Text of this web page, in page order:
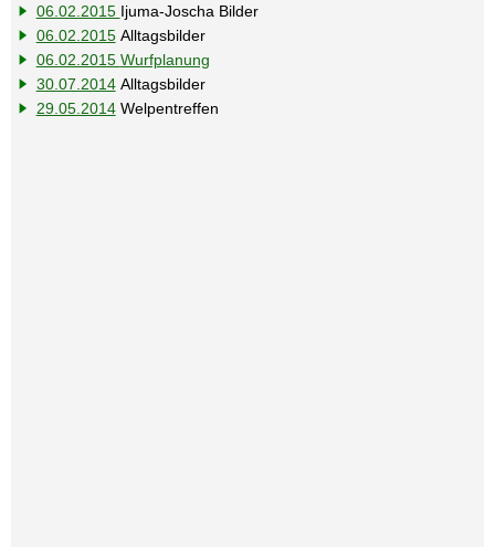
06.02.2015 Ijuma-Joscha Bilder
06.02.2015Alltagsbilder
06.02.2015 Wurfplanung
30.07.2014Alltagsbilder
29.05.2014Welpentreffen